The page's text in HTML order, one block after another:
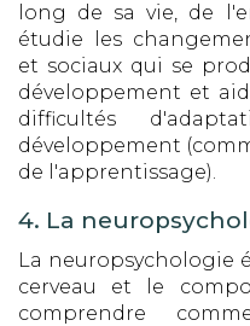
long de sa vie, de
étudie les
et sociaux qui se
développement et
difficultés
développement
de l'apprentissage).
4. La
La neuropsychologie
cerveau et le
comprendre